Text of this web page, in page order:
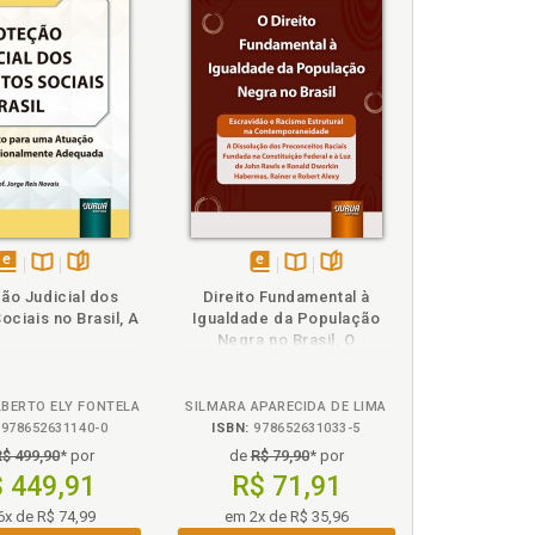
de sistemas locais de SAN ., p. 123
e do desenvolvimento local sustentável, p. 124
social no campo da SAN e do desenvolvi
como um direito fundamental, p. 71
o conceito de mínimo existencial, p. 106
p. 30
cívica e a luta pela exigibilidade de
dos direitos fundamentais, p. 21
disponívelDisponível
na
páginas
Judicial dos
no Brasil, A
ELY FONTELA
978652631140-0
499,90* por
449,91
de R$ 74,99
disponível
em
eBook
Disponível
na
B.V.
páginas
Direito Fundamental à
Igualdade da População
Negra no Brasil, O
SILMARA APARECIDA DE LIMA
ISBN: 978652631033-5
deR$ 79,90* por
R$ 71,91
em 2x de R$ 35,96